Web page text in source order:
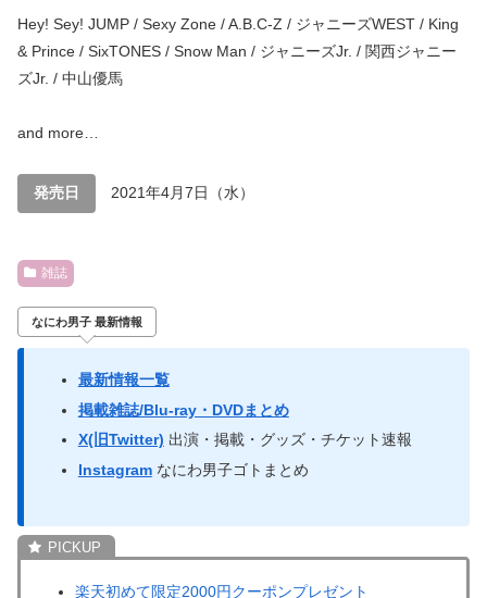
Hey! Sey! JUMP / Sexy Zone / A.B.C-Z / ジャニーズWEST / King
& Prince / SixTONES / Snow Man / ジャニーズJr. / 関西ジャニー
ズJr. / 中山優馬
and more…
発売日 2021年4月7日（水）
雑誌
なにわ男子 最新情報
最新情報一覧
掲載雑誌/Blu-ray・DVDまとめ
X(旧Twitter) 出演・掲載・グッズ・チケット速報
Instagramなにわ男子ゴトまとめ
楽天初めて限定2000円クーポンプレゼント